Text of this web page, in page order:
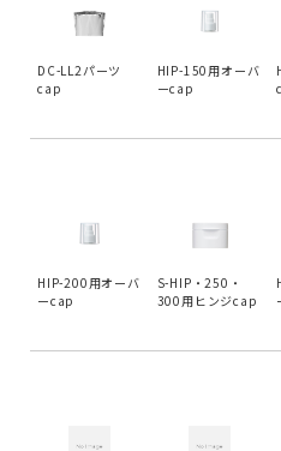
DC-LL2パーツ
cap
HIP-150用オーバ
ーcap
HIP-200用オーバ
ーcap
S-HIP・250・
300用ヒンジcap